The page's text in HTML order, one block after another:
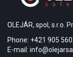
OLEJÁR, spol, s.r.o.
Phone: +421 905
E-mail: